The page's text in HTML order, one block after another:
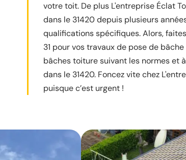
votre toit. De plus L'entreprise Éclat
dans le 31420 depuis plusieurs
qualifications spécifiques. Alors,
31 pour vos travaux de pose de
bâches toiture suivant les normes et
dans le 31420. Foncez vite chez
puisque c’est urgent !